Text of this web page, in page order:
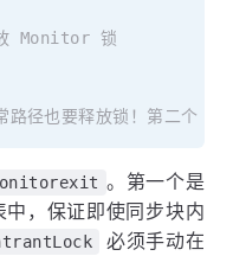
Monitor 锁
径也要释放锁！第二个
。第一个是
，保证即使同步块内
必须手动在